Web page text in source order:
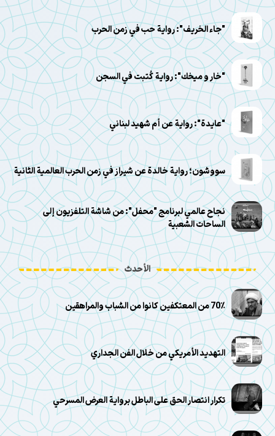
"جاء الخريف": رواية حب في زمن الحرب
"خار و ميخك": رواية كُتبت في السجن
"عايدة": رواية عن أم شهيد لبناني
سووشون؛ رواية خالدة عن شيراز في زمن الحرب العالمية الثانية
نجاح عالمي لبرنامج "محفل": من شاشة التلفزيون إلى
الساحات الشعبية
الأحدث
70٪ من المعتكفين كانوا من الشباب والمراهقين
التهديد الأمريكي من خلال الفن الجداري
تكرار انتصار الحق على الباطل برواية العرض المسرحي